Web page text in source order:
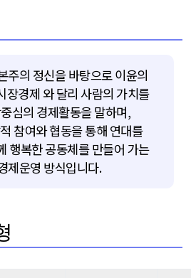
주의 정신을 바탕으로 이윤의
장경제 와 달리 사람의 가치를
심의 경제활동을 말하며,
참여와 협동을 통해 연대를
행복한 공동체를 만들어 가는
제운영 방식입니다.